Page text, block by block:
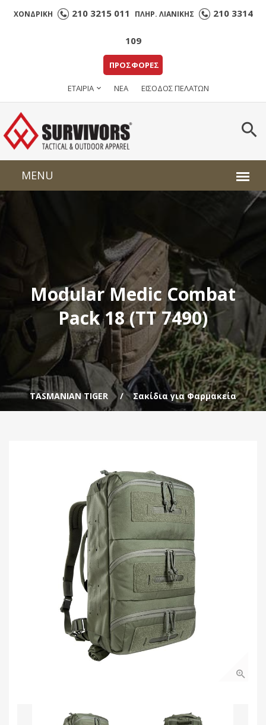
ΧΟΝΔΡΙΚΗ 210 3215 011 ΠΛΗΡ. ΛΙΑΝΙΚΗΣ 210 3314
109
ΠΡΟΣΦΟΡΕΣ
ΕΤΑΙΡΙΑ ΝΕΑ ΕΙΣΟΔΟΣ ΠΕΛΑΤΩΝ
Modular Medic Combat
Pack 18 (TT 7490)
TASMANIAN TIGER Σακίδια για Φαρμακεία